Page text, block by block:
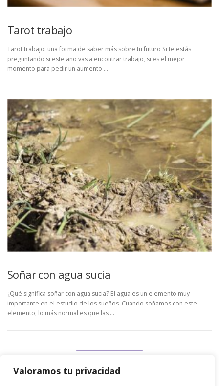
Valoramos tu privacidad
Tarot trabajo
Tarot trabajo: una forma de saber más sobre tu futuro Si te estás
preguntando si este año vas a encontrar trabajo, si es el mejor
momento para pedir un aumento …
Soñar con agua sucia
¿Qué significa soñar con agua sucia? El agua es un elemento muy
importante en el estudio de los sueños. Cuando soñamos con este
elemento, lo más normal es que las …